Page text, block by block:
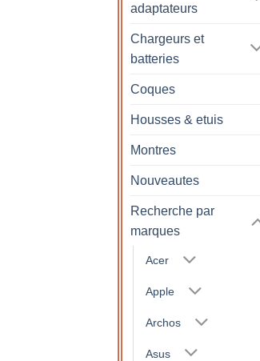
adaptateurs
Chargeurs et
batteries
Coques
Housses & etuis
Montres
Nouveautes
Recherche par
marques
Acer
Apple
Archos
Asus